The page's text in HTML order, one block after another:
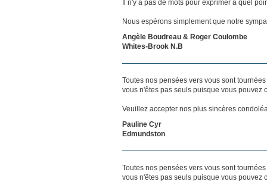
Il n'y a pas de mots pour exprimer à quel
Nous espérons simplement que notre
Angèle Boudreau & Roger Coulombe
Whites-Brook N.B
Toutes nos pensées vers vous sont
vous n'êtes pas seuls puisque vous pouvez
Veuillez accepter nos plus sincères
Pauline Cyr
Edmundston
Toutes nos pensées vers vous sont
vous n'êtes pas seuls puisque vous pouvez